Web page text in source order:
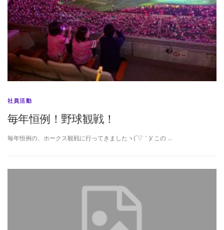
社員活動
毎年恒例！野球観戦！
毎年恒例の、ホークス観戦に行ってきましたヽ(´▽｀)/ この …